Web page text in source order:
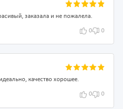
заказала и не пожалела.
0 0
качество хорошее.
0 0